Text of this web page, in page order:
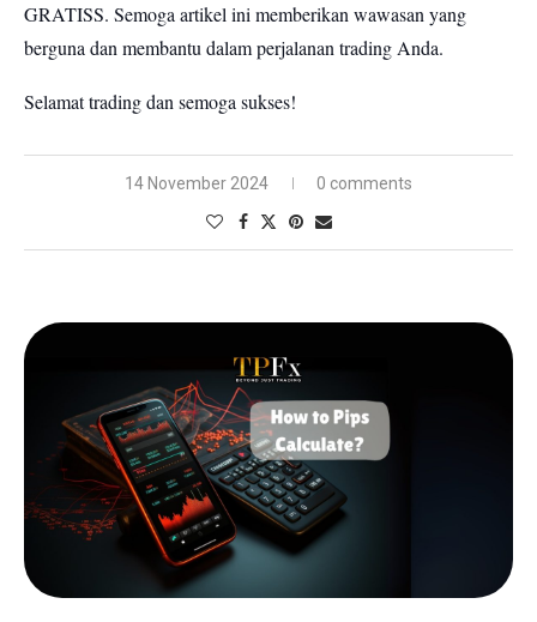
GRATISS. Semoga artikel ini memberikan wawasan yang
berguna dan membantu dalam perjalanan trading Anda.
Selamat trading dan semoga sukses!
14 November 2024 0 comments